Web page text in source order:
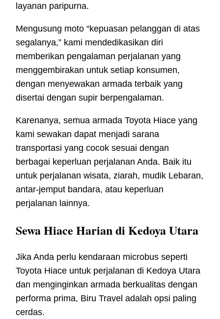
layanan paripurna.
Mengusung moto “kepuasan pelanggan di atas
segalanya,” kami mendedikasikan diri
memberikan pengalaman perjalanan yang
menggembirakan untuk setiap konsumen,
dengan menyewakan armada terbaik yang
disertai dengan supir berpengalaman.
Karenanya, semua armada Toyota Hiace yang
kami sewakan dapat menjadi sarana
transportasi yang cocok sesuai dengan
berbagai keperluan perjalanan Anda. Baik itu
untuk perjalanan wisata, ziarah, mudik Lebaran,
antar-jemput bandara, atau keperluan
perjalanan lainnya.
Sewa Hiace Harian di Kedoya Utara
Jika Anda perlu kendaraan microbus seperti
Toyota Hiace untuk perjalanan di Kedoya Utara
dan menginginkan armada berkualitas dengan
performa prima, Biru Travel adalah opsi paling
cerdas.